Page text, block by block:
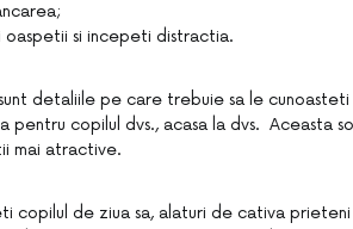
oaspetii si incepeti distractia.
detaliile pe care trebuie sa le
pentru copilul dvs., acasa la dvs. Aceasta
mai atractive.
copilul de ziua sa, alaturi de cativa